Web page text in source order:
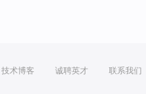
技术博客 诚聘英才 联系我们